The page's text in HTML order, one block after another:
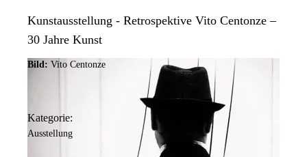
Kunstausstellung - Retrospektive Vito Centonze –
30 Jahre Kunst
Bild: Vito Centonze
Kategorie:
Ausstellung